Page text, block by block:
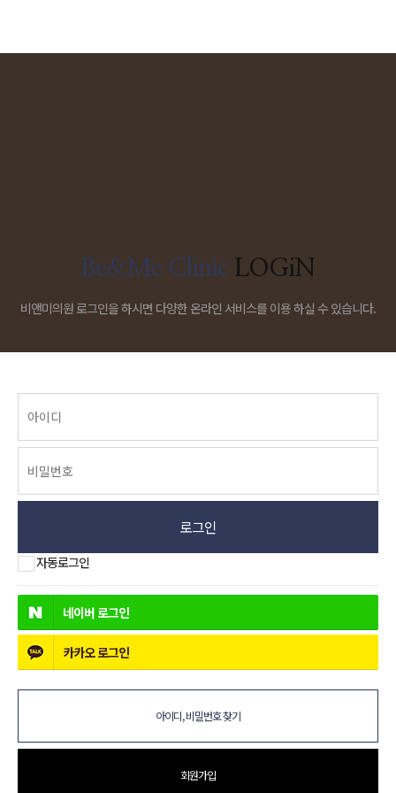
Be&Me Clinic LOGiN
비앤미의원 로그인을 하시면 다양한 온라인 서비스를 이용 하실 수 있습니다.
로그인
자동로그인
네이버 로그인
카카오로그인
아이디, 비밀번호 찾기
회원가입